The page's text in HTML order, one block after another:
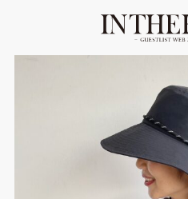
ONLINE SHOP
SPOTLIGHT